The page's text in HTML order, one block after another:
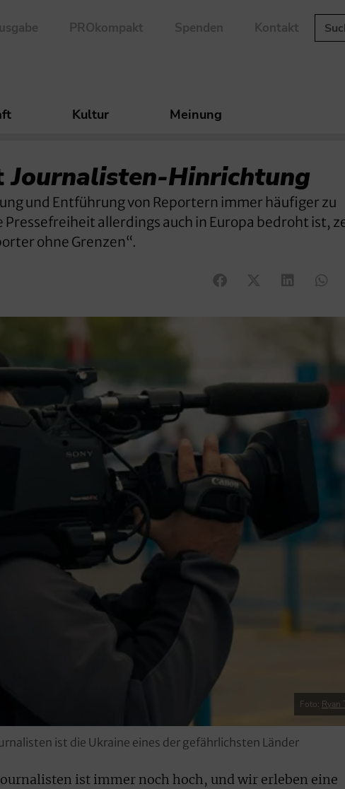
PROkompakt Spenden Kontakt
Kultur Meinung
Journalisten-Hinrichtung
und Entführung von Reportern immer häufiger zu
Pressefreiheit allerdings auch in Europa bedroht ist,
ohne Grenzen“.
Foto: Ryan
ist die Ukraine eines der gefährlichsten Länder
ist immer noch hoch, und wir erleben eine